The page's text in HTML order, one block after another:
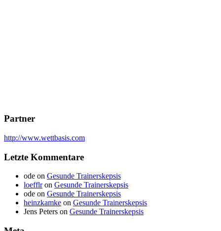
Partner
http://www.wettbasis.com
Letzte Kommentare
ode on Gesunde Trainerskepsis
loefflron Gesunde Trainerskepsis
ode on Gesunde Trainerskepsis
heinzkamke on Gesunde Trainerskepsis
Jens Peters on Gesunde Trainerskepsis